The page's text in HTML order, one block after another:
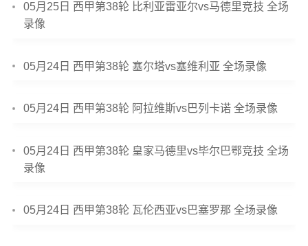
05月25日 西甲第38轮 比利亚雷亚尔vs马德里竞技 全场
录像
05月24日 西甲第38轮 塞尔塔vs塞维利亚 全场录像
05月24日 西甲第38轮 阿拉维斯vs巴列卡诺 全场录像
05月24日 西甲第38轮 皇家马德里vs毕尔巴鄂竞技 全场
录像
05月24日 西甲第38轮 瓦伦西亚vs巴塞罗那 全场录像